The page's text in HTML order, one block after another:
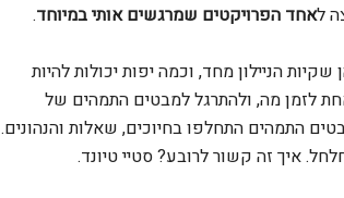
לאחד הפרויקטים שמרגשים אותי במיוחד.
נוראות הן שקיות הניילון מחד, וכמה יפות יכולות להיות
לזמן מה, ולהתרגל למבטים התמהים של
התמהים התחלפו בחיוכים, שאלות והנהונים.
איך זה קשור לרובע? סטיי טיונד.